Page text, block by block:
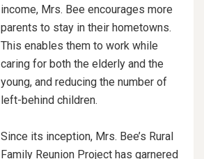
income, Mrs. Bee encourages more
parents to stay in their hometowns.
This enables them to work while
caring for both the elderly and the
young, and reducing the number of
left-behind children.
Since its inception, Mrs. Bee’s Rural
Family Reunion Project has garnered